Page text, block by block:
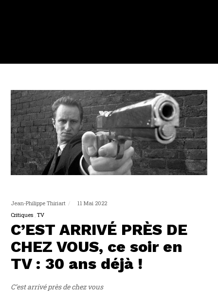
Jean-Philippe Thiriart
11 Mai 2022
Critiques TV
C’EST ARRIVÉ PRÈS DE
CHEZ VOUS, ce soir en
TV : 30 ans déjà !
C’est arrivé près de chez vous